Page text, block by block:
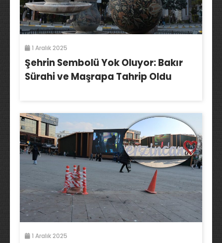
1 Aralık 2025
Şehrin Sembolü Yok Oluyor: Bakır
Sürahi ve Maşrapa Tahrip Oldu
1 Aralık 2025